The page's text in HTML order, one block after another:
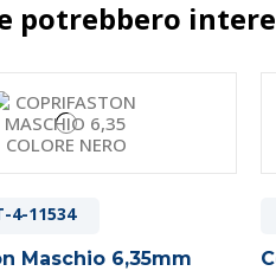
potrebbero
4-11534
Maschio 6,35mm